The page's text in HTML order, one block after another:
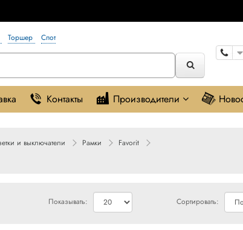
Торшер
Спот
Контакты Производители
и выключатели Рамки Favorit
Сортировать:
Показывать: